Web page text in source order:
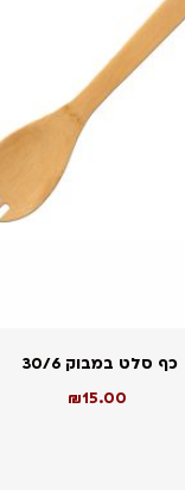
כף סלט במבוק 30/6
15.00
₪